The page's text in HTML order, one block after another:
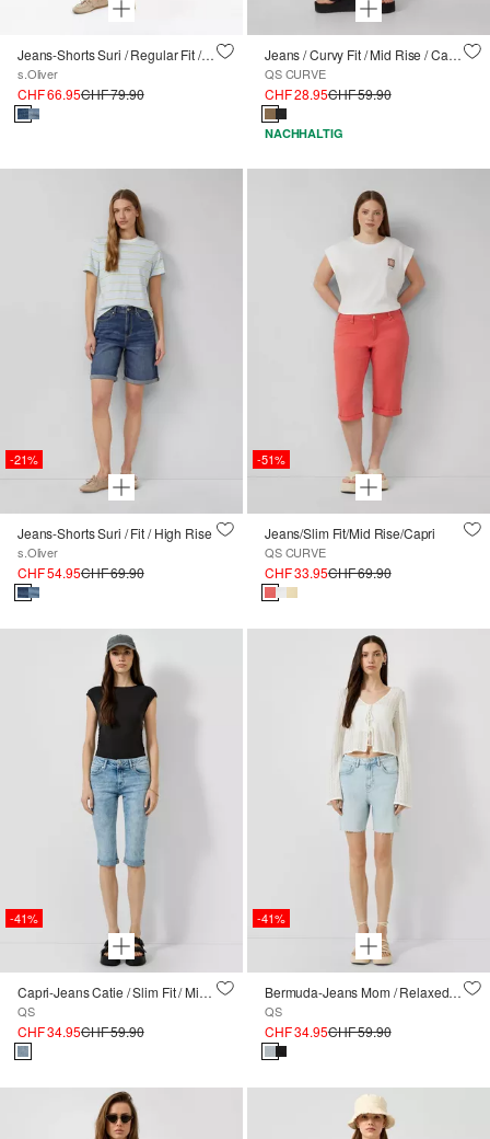
Jeans-Shorts Suri / Regular Fit / High Rise / offener Saum
s.Oliver
CHF 66.95CHF 79.90
Jeans / Curvy Fit / Mid Rise / Capri Length
QS CURVE
CHF 28.95CHF 59.90
NACHHALTIG
-21%
Jeans-Shorts Suri / Fit / High Rise
s.Oliver
CHF 54.95CHF 69.90
-51%
Jeans/Slim Fit/Mid Rise/Capri
QS CURVE
CHF 33.95CHF 69.90
-41%
Capri-Jeans Catie / Slim Fit / Mid Rise
QS
CHF 34.95CHF 59.90
-41%
Bermuda-Jeans Mom / Relaxed Fit / High Rise
QS
CHF 34.95CHF 59.90